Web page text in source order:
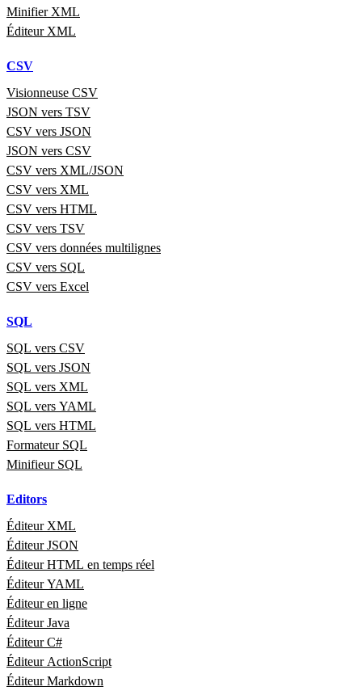
Minifier XML
Éditeur XML
CSV
Visionneuse CSV
JSON vers TSV
CSV vers JSON
JSON vers CSV
CSV vers XML/JSON
CSV vers XML
CSV vers HTML
CSV vers TSV
CSV vers données multilignes
CSV vers SQL
CSV vers Excel
SQL
SQL vers CSV
SQL vers JSON
SQL vers XML
SQL vers YAML
SQL vers HTML
Formateur SQL
Minifieur SQL
Editors
Éditeur XML
Éditeur JSON
Éditeur HTML en temps réel
Éditeur YAML
Éditeur en ligne
Éditeur Java
Éditeur C#
Éditeur ActionScript
Éditeur Markdown